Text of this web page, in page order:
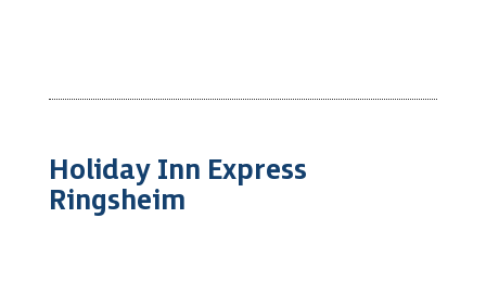
Holiday Inn Express
Ringsheim